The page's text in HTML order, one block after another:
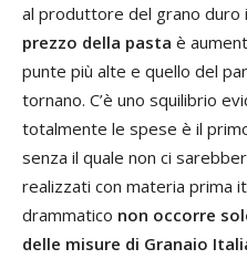
al produttore del grano duro
prezzo della pasta è
punte più alte e quello del
tornano. C’è uno squilibrio
totalmente le spese è il
senza il quale non ci
realizzati con materia prima
drammatico non occorre
delle misure di Granaio